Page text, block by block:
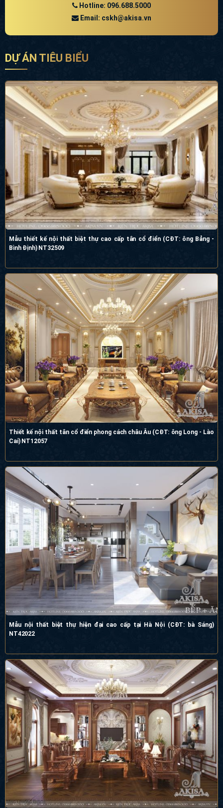
Hotline: 096.688.5000
Email: cskh@akisa.vn
DỰ ÁN TIÊU BIỂU
Mẫu thiết kế nội thất biệt thự cao cấp tân cổ điển (CĐT: ông Bảng -
Bình Định) NT32509
Thiết kế nội thất tân cổ điển phong cách châu Âu (CĐT: ông Long - Lào
Cai) NT12057
Mẫu nội thất biệt thự hiện đại cao cấp tại Hà Nội (CĐT: bà Sáng)
NT42022